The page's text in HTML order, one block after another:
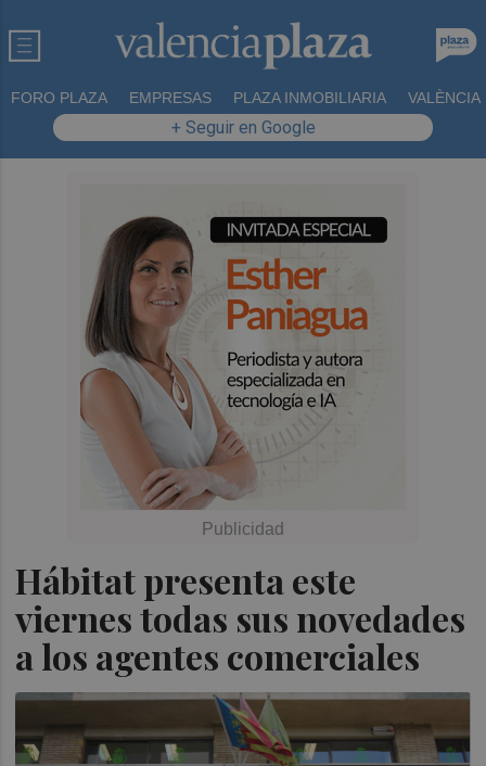
FORO PLAZA EMPRESAS PLAZA INMOBILIARIA VALÈNCIA
+ Seguir en Google
Hábitat presenta este
viernes todas sus novedades
a los agentes comerciales